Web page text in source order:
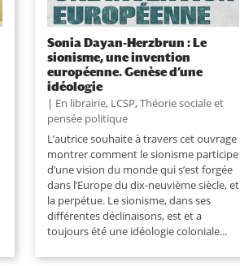
Sonia Dayan-Herzbrun : Le
sionisme, une invention
européenne. Genèse d’une
idéologie
| En librairie, LCSP,Théorie sociale et
pensée politique
L’autrice souhaite à travers cet ouvrage
montrer comment le sionisme participe
d’une vision du monde qui s’est forgée
dans l’Europe du dix-neuvième siècle, et
la perpétue. Le sionisme, dans ses
différentes déclinaisons, est et a
toujours été une idéologie coloniale...